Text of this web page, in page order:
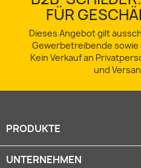
FÜR
Dieses Angebot gilt
Gewerbetreibende sowie
Kein Verkauf an
und
PRODUKTE
UNTERNEHMEN